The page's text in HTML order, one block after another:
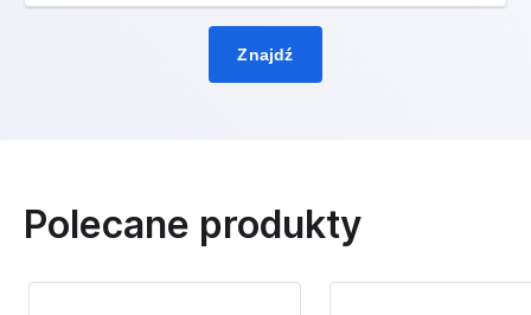
Znajdź
Polecane produkty